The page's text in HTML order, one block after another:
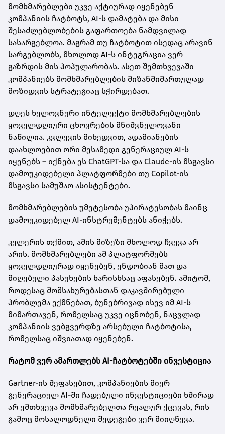
მომხმარებლები უკვე აქტიურად იყენებენ
კომპანიის ჩატბოტს, AI-ს დამატება და მისი
შესაძლებლობების გაფართოება ნამდვილად
სასარგებლოა. მაგრამ თუ ჩატბოტით ისედაც არავინ
სარგებლობს, მხოლოდ AI-ს ინტეგრაცია ვერ
გაზრდის მის პოპულარობას. ასეთ შემთხვევაში
კომპანიებს მომხმარებლების მიზანმიმართულად
მოზიდვის სტრატეგიაც სჭირდებათ.
დღეს ხელოვნური ინტელექტი მომხმარებლების
ყოველდღიური ცხოვრების მნიშვნელოვანი
ნაწილია. კვლევის მიხედვით, ადამიანების
დაახლოებით ორი მესამედი გენერაციულ AI-ს
იყენებს – იქნება ეს ChatGPT-სა და Claude-ის მსგავსი
დამოუკიდებელი პლატფორმები თუ Copilot-ის
მსგავსი სამუშაო ასისტენტები.
მომხმარებლების უმეტესობა უპირატესობას მაინც
დამოუკიდებელ AI-ინსტრუმენტებს ანიჭებს.
კელერის თქმით, ამის მიზეზი მხოლოდ ჩვევა არ
არის. მომხმარებლები ამ პლატფორმებს
ყოველდღიურად იყენებენ, ენდობიან მათ და
მიღებული პასუხების ხარისხსაც აფასებენ. ამიტომ,
როდესაც მომსახურებასთან დაკავშირებული
პრობლემა ექმნებათ, ბუნებრივად ისევ იმ AI-ს
მიმართავენ, რომელსაც უკვე იცნობენ, ნაცვლად
კომპანიის ვებგვერდზე არსებული ჩატბოტისა,
რომელსაც იშვიათად იყენებენ.
რატომ ვერ ამართლებს AI-ჩატბოტებში ინვესტიცია
Gartner-ის შეფასებით, კომპანიების მიერ
გენერაციულ AI-ში ჩადებული ინვესტიციები ხშირად
არ ემთხვევა მომხმარებელთა რეალურ ქცევას, რის
გამოც მოსალოდნელი შედეგები ვერ მიიღწევა.